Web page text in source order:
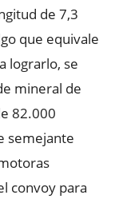
de 7,3
que equivale
lograrlo, se
mineral de
82.000
semejante
convoy para